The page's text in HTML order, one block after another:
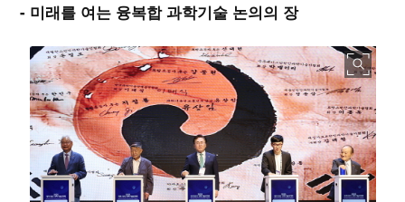
- 미래를 여는 융복합 과학기술 논의의 장